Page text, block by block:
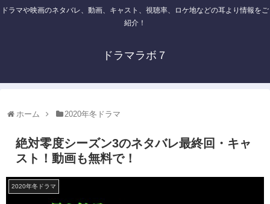
ドラマや映画のネタバレ、動画、キャスト、視聴率、ロケ地などの耳より情報をご
紹介！
ドラマラボ７
ホーム 2020年冬ドラマ
絶対零度シーズン3のネタバレ最終回・キャ
スト！動画も無料で！
2020年冬ドラマ